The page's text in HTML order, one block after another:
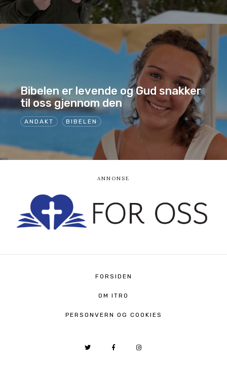
ANDAKT BIBELEN
Bibelen er levende og Gud snakker
til oss gjennom den
FORSIDEN
OM ITRO
PERSONVERN OG COOKIES